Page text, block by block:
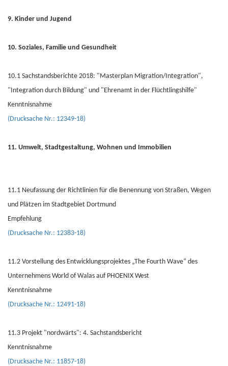
9. Kinder und Jugend
10. Soziales, Familie und Gesundheit
10.1 Sachstandsberichte 2018: "Masterplan Migration/Integration",
"Integration durch Bildung" und "Ehrenamt in der Flüchtlingshilfe"
Kenntnisnahme
(Drucksache Nr.: 12349-18)
11. Umwelt, Stadtgestaltung, Wohnen und Immobilien
11.1 Neufassung der Richtlinien für die Benennung von Straßen, Wegen
und Plätzen im Stadtgebiet Dortmund
Empfehlung
(Drucksache Nr.: 12383-18)
11.2 Vorstellung des Entwicklungsprojektes „The Fourth Wave“ des
Unternehmens World of Walas auf PHOENIX West
Kenntnisnahme
(Drucksache Nr.: 12491-18)
11.3 Projekt "nordwärts": 4. Sachstandsbericht
Kenntnisnahme
(Drucksache Nr.: 11857-18)